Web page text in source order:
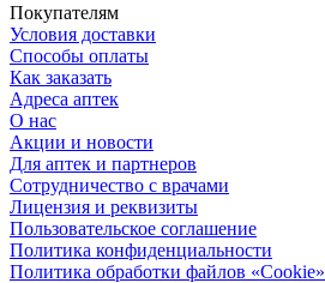
Покупателям
Условия доставки
Способы оплаты
Как заказать
Адреса аптек
О нас
Акции и новости
Для аптек и партнеров
Сотрудничество с врачами
Лицензия и реквизиты
Пользовательское соглашение
Политика конфиденциальности
Политика обработки файлов «Cookie»